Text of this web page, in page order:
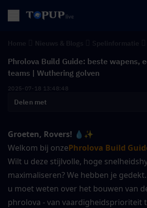
Phrolova Build Guide: beste wapens,
teams | Wuthering golven
2025-07-18 13:48:48
Delen met
Groeten, Rovers! 💧✨
Welkom bij onzePhrolova Build
Wilt u deze stijlvolle, hoge
maximaliseren? We hebben je
u moet weten over het bouwen van
phrolova - van vaardigheidsprioriteit